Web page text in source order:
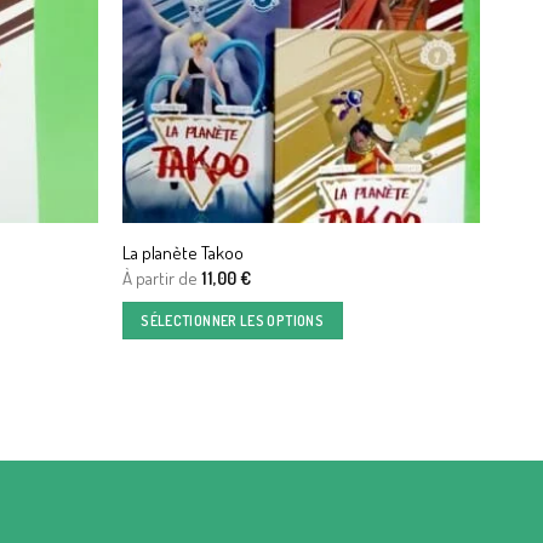
La planète Takoo
À partir de 11,00€
SÉLECTIONNER LES OPTIONS